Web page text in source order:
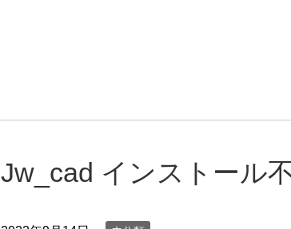
Jw_cad インストール